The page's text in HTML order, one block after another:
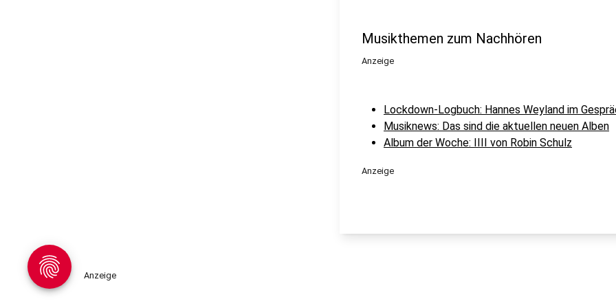
Musikthemen zum Nachhören
Anzeige
Lockdown-Logbuch: Hannes Weyland im
Musiknews: Das sind die aktuellen neuen Alben
Album der Woche: IIII von Robin Schulz
Anzeige
Anzeige